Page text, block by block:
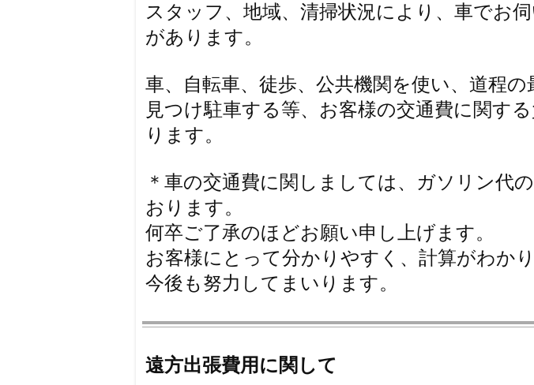
スタッフ、地域、清掃状況により、車でお
があります。
車、自転車、徒歩、公共機関を使い、道程
見つけ駐車する等、お客様の交通費に関す
ります。
＊車の交通費に関しましては、ガソリン代
おります。
何卒ご了承のほどお願い申し上げます。
お客様にとって分かりやすく、計算がわか
今後も努力してまいります。
遠方出張費用に関して